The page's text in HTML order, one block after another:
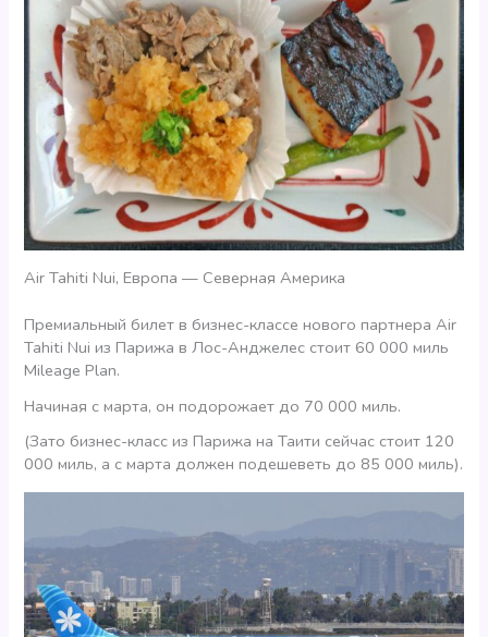
Air Tahiti Nui, Европа — Северная Америка
Премиальный билет в бизнес-классе нового партнера Air
Tahiti Nui из Парижа в Лос-Анджелес стоит 60 000 миль
Mileage Plan.
Начиная с марта, он подорожает до 70 000 миль.
(Зато бизнес-класс из Парижа на Таити сейчас стоит 120
000 миль, а с марта должен подешеветь до 85 000 миль).